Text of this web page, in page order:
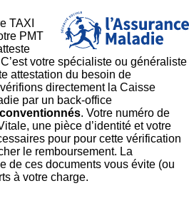
TAXI
PMT
votre spécialiste ou généraliste
attestation du besoin de
directement la Caisse
par un back-office
. Votre numéro de
une pièce d’identité et votre
pour pour cette vérification
le remboursement. La
de ces documents vous évite (ou
à votre charge.